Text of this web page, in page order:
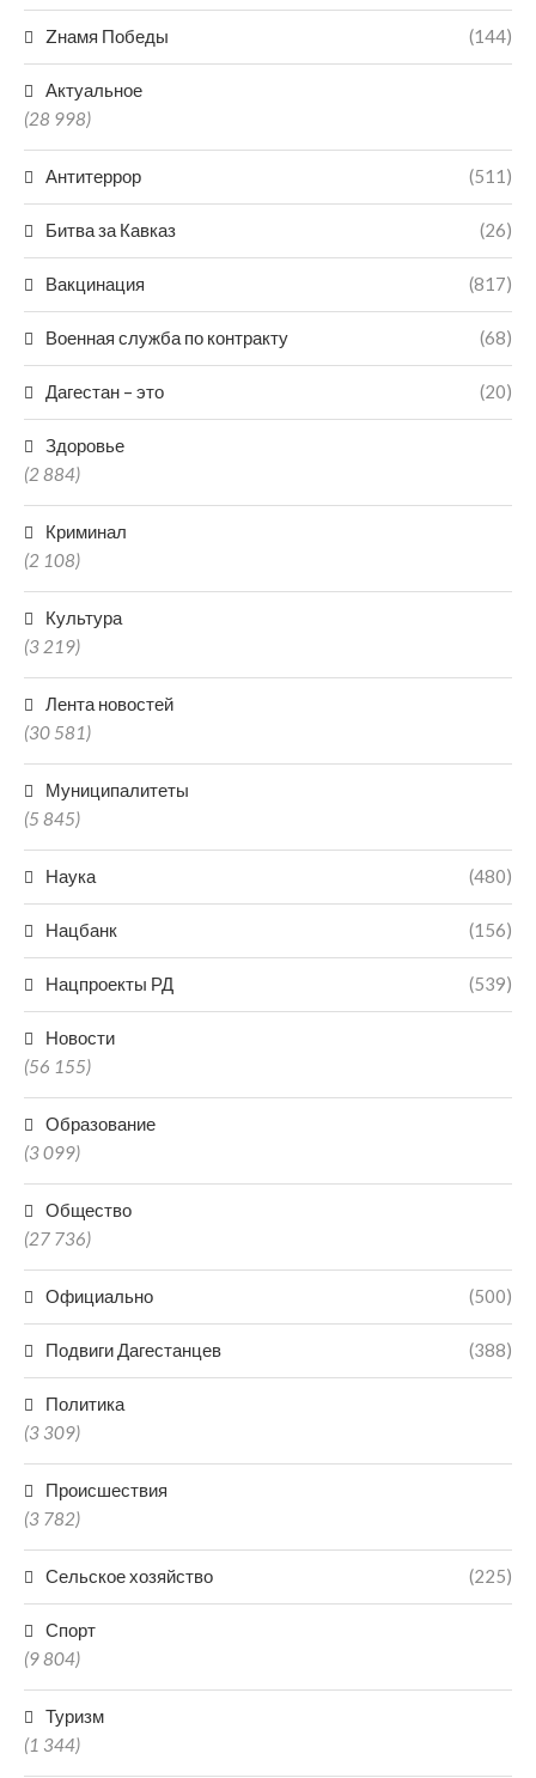
Zнамя Победы (144)
Актуальное
(28 998)
Антитеррор (511)
Битва за Кавказ (26)
Вакцинация (817)
Военная служба по контракту (68)
Дагестан – это (20)
Здоровье
(2 884)
Криминал
(2 108)
Культура
(3 219)
Лента новостей
(30 581)
Муниципалитеты
(5 845)
Наука (480)
Нацбанк (156)
Нацпроекты РД (539)
Новости
(56 155)
Образование
(3 099)
Общество
(27 736)
Официально (500)
Подвиги Дагестанцев (388)
Политика
(3 309)
Происшествия
(3 782)
Сельское хозяйство (225)
Спорт
(9 804)
Туризм
(1 344)